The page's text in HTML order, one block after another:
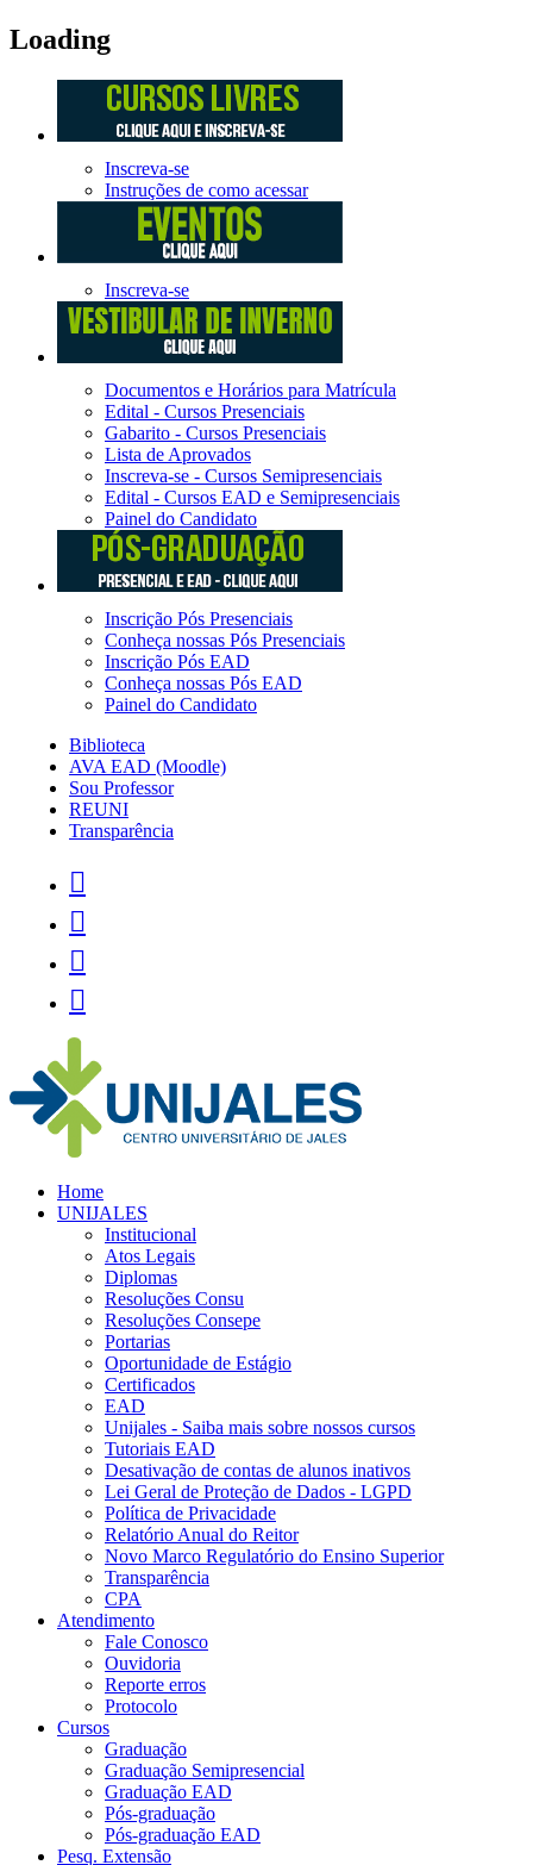
Loading
Inscreva-se
Instruções de como acessar
Inscreva-se
Documentos e Horários para Matrícula
Edital - Cursos Presenciais
Gabarito - Cursos Presenciais
Lista de Aprovados
Inscreva-se - Cursos Semipresenciais
Edital - Cursos EAD e Semipresenciais
Painel do Candidato
Inscrição Pós Presenciais
Conheça nossas Pós Presenciais
Inscrição Pós EAD
Conheça nossas Pós EAD
Painel do Candidato
Biblioteca
AVA EAD (Moodle)
Sou Professor
REUNI
Transparência




Home
UNIJALES
Institucional
Atos Legais
Diplomas
Resoluções Consu
Resoluções Consepe
Portarias
Oportunidade de Estágio
Certificados
EAD
Unijales - Saiba mais sobre nossos cursos
Tutoriais EAD
Desativação de contas de alunos inativos
Lei Geral de Proteção de Dados - LGPD
Política de Privacidade
Relatório Anual do Reitor
Novo Marco Regulatório do Ensino Superior
Transparência
CPA
Atendimento
Fale Conosco
Ouvidoria
Reporte erros
Protocolo
Cursos
Graduação
Graduação Semipresencial
Graduação EAD
Pós-graduação
Pós-graduação EAD
Pesq. Extensão